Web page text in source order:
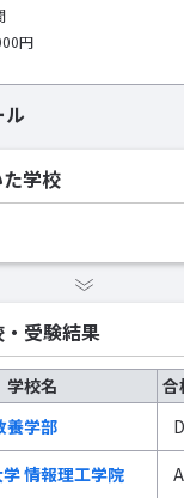
円
ル
学校
受験結果
学校名 合
養学部
情報理工学院